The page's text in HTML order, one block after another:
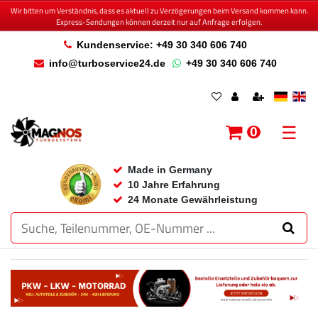
Wir bitten um Verständnis, dass es aktuell zu Verzögerungen beim Versand kommen kann.
Express-Sendungen können derzeit nur auf Anfrage erfolgen.
Kundenservice: +49 30 340 606 740
info@turboservice24.de
+49 30 340 606 740
Made in Germany
10 Jahre Erfahrung
24 Monate Gewährleistung
0 ☰